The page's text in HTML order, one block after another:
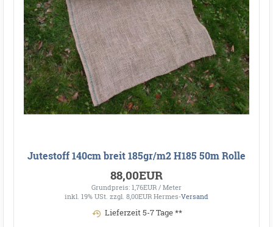
Jutestoff 140cm breit 185gr/m2 H185 50m Rolle
88,00EUR
Grundpreis: 1,76EUR / Meter
inkl. 19% USt. zzgl. 8,00EUR Hermes-Versand
Lieferzeit 5-7 Tage **